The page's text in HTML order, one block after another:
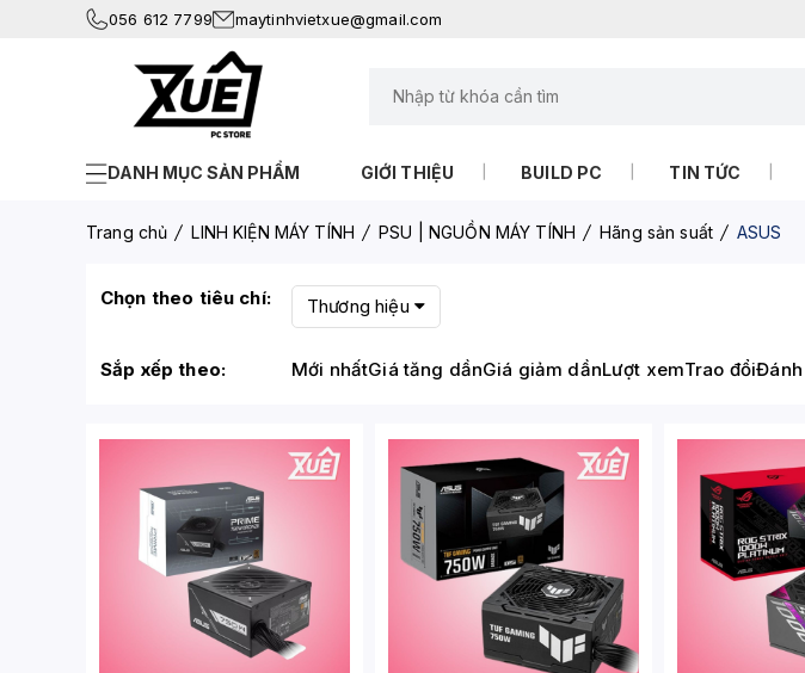
056 612 7799 maytinhvietxue@gmail.com
DANH MỤC SẢN PHẨM GIỚI THIỆU BUILD PC TIN TỨC
Trang chủ LINH KIỆN MÁY TÍNH PSU | NGUỒN MÁY TÍNH Hãng sản suất ASUS
Chọn theo tiêu chí: Thương hiệu
Sắp xếp theo: Mới nhấtGiá tăng dầnGiá giảm dầnLượt xemTrao đổi